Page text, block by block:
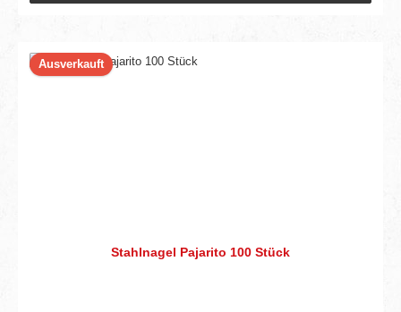
Ausverkauft
Stahlnagel Pajarito 100 Stück